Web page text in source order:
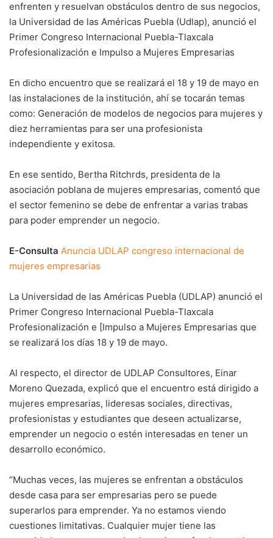
enfrenten y resuelvan obstáculos dentro de sus negocios,
la Universidad de las Américas Puebla (Udlap), anunció el
Primer Congreso Internacional Puebla-Tlaxcala
Profesionalización e Impulso a Mujeres Empresarias
En dicho encuentro que se realizará el 18 y 19 de mayo en
las instalaciones de la institución, ahí se tocarán temas
como: Generación de modelos de negocios para mujeres y
diez herramientas para ser una profesionista
independiente y exitosa.
En ese sentido, Bertha Ritchrds, presidenta de la
asociación poblana de mujeres empresarias, comentó que
el sector femenino se debe de enfrentar a varias trabas
para poder emprender un negocio.
E-Consulta Anuncia UDLAP congreso internacional de
mujeres empresarias
La Universidad de las Américas Puebla (UDLAP) anunció el
Primer Congreso Internacional Puebla-Tlaxcala
Profesionalización e [Impulso a Mujeres Empresarias que
se realizará los días 18 y 19 de mayo.
Al respecto, el director de UDLAP Consultores, Einar
Moreno Quezada, explicó que el encuentro está dirigido a
mujeres empresarias, lideresas sociales, directivas,
profesionistas y estudiantes que deseen actualizarse,
emprender un negocio o estén interesadas en tener un
desarrollo económico.
“Muchas veces, las mujeres se enfrentan a obstáculos
desde casa para ser empresarias pero se puede
superarlos para emprender. Ya no estamos viendo
cuestiones limitativas. Cualquier mujer tiene las